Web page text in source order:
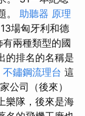
。 助聽器 原理
場匈牙利和德
兩種類型的國
的排名的名稱是
不鏽鋼流理台 這
公司（後來）
樂隊，後來是海